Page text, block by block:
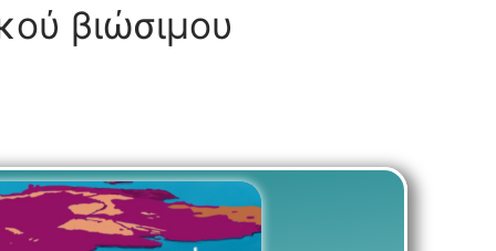
βιώσιμου